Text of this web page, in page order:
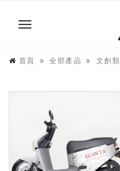
首頁 全部產品 文創類